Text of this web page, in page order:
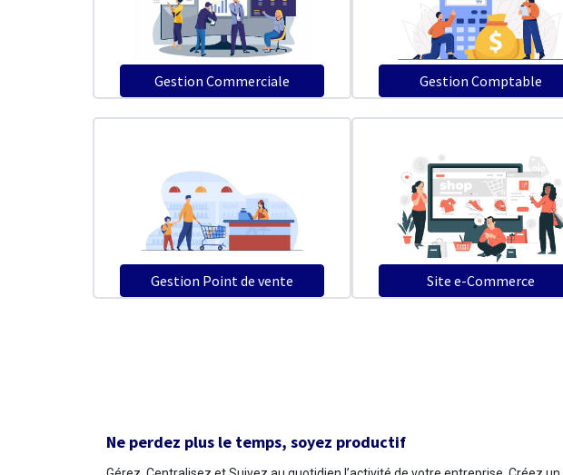
Gestion Commerciale Gestion Comptable
Gestion Point de vente Site e-Commerce
Ne perdez plus le temps, soyez productif